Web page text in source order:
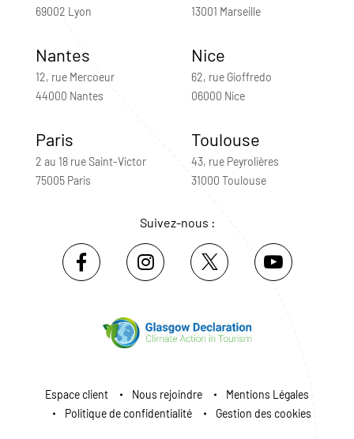
69002 Lyon
13001 Marseille
Nantes
12, rue Mercoeur
44000 Nantes
Nice
62, rue Gioffredo
06000 Nice
Paris
2 au 18 rue Saint-Victor
75005 Paris
Toulouse
43, rue Peyrolières
31000 Toulouse
Suivez-nous :
Espace client Nous rejoindre
Mentions Légales
Politique de confidentialité
Gestion des cookies